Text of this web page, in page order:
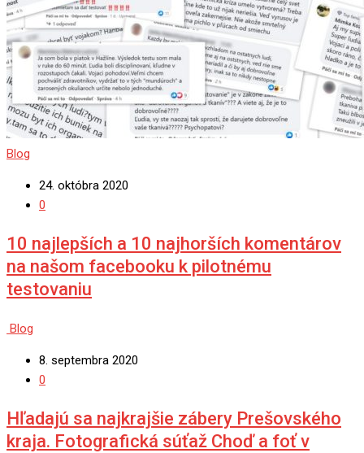
Blog
24. októbra 2020
0
10 najlepších a 10 najhorších komentárov
na našom facebooku k pilotnému
testovaniu
Blog
8. septembra 2020
0
Hľadajú sa najkrajšie zábery Prešovského
kraja. Fotografická súťaž Choď a foť v